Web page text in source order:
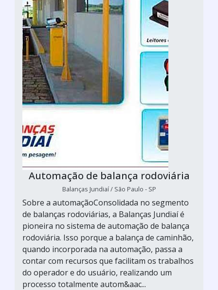
Automação de balança rodoviária
Balanças Jundiaí / São Paulo - SP
Sobre a automaçãoConsolidada no segmento
de balanças rodoviárias, a Balanças Jundiaí é
pioneira no sistema de automação de balança
rodoviária. Isso porque a balança de caminhão,
quando incorporada na automação, passa a
contar com recursos que facilitam os trabalhos
do operador e do usuário, realizando um
processo totalmente autom&aac...